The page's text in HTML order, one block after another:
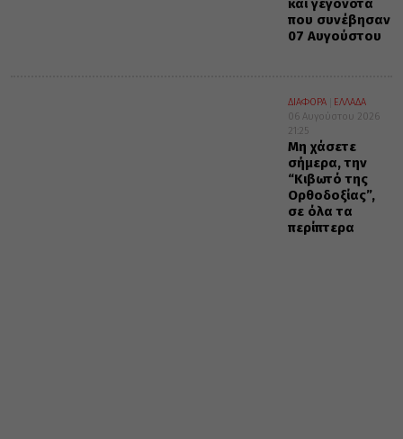
που συνέβησαν
07 Αυγούστου
ΔΙΑΦΟΡΑ
ΕΛΛΑΔΑ
06 Αυγούστου 2026
21:25
Μη χάσετε
σήμερα, την
“Κιβωτό της
Ορθοδοξίας”,
σε όλα τα
περίπτερα